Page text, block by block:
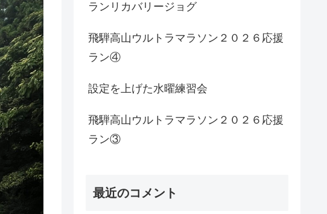
ランリカバリージョグ
飛騨高山ウルトラマラソン２０２６応援
ラン④
設定を上げた水曜練習会
飛騨高山ウルトラマラソン２０２６応援
ラン③
最近のコメント